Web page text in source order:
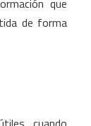
de forma